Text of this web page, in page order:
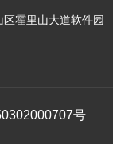
霍里山大道软件园
号